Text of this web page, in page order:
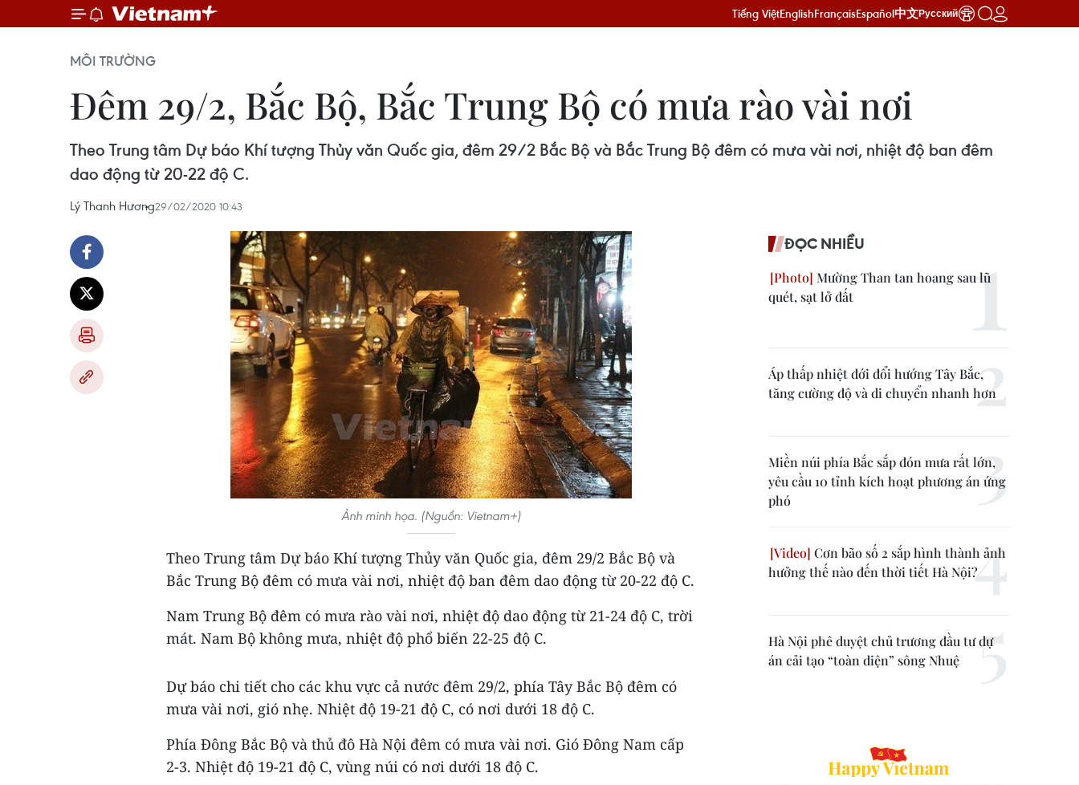
Tiếng ViệtEnglishFrançaisEspañol中文Русский
MÔI TRƯỜNG
Đêm 29/2, Bắc Bộ, Bắc Trung Bộ có mưa rào vài nơi
Theo Trung tâm Dự báo Khí tượng Thủy văn Quốc gia, đêm 29/2 Bắc Bộ và Bắc Trung Bộ đêm có mưa vài nơi, nhiệt độ ban đêm
dao động từ 20-22 độ C.
Lý Thanh Hương29/02/2020 10:43
Ảnh minh họa. (Nguồn: Vietnam+)
Theo Trung tâm Dự báo Khí tượng Thủy văn Quốc gia, đêm 29/2 Bắc Bộ và
Bắc Trung Bộ đêm có mưa vài nơi, nhiệt độ ban đêm dao động từ 20-22 độ C.
Nam Trung Bộ đêm có mưa rào vài nơi, nhiệt độ dao động từ 21-24 độ C, trời
mát. Nam Bộ không mưa, nhiệt độ phổ biến 22-25 độ C.
Dự báo chi tiết cho các khu vực cả nước đêm 29/2, phía Tây Bắc Bộ đêm có
mưa vài nơi, gió nhẹ. Nhiệt độ 19-21 độ C, có nơi dưới 18 độ C.
Phía Đông Bắc Bộ và thủ đô Hà Nội đêm có mưa vài nơi. Gió Đông Nam cấp
2-3. Nhiệt độ 19-21 độ C, vùng núi có nơi dưới 18 độ C.
ĐỌC NHIỀU
Mường Than tan hoang sau lũ
quét, sạt lở đất
Áp thấp nhiệt đới đổi hướng Tây Bắc,
tăng cường độ và di chuyển nhanh hơn
Miền núi phía Bắc sắp đón mưa rất lớn,
yêu cầu 10 tỉnh kích hoạt phương án ứng
phó
Cơn bão số 2 sắp hình thành ảnh
hưởng thế nào đến thời tiết Hà Nội?
Hà Nội phê duyệt chủ trương đầu tư dự
án cải tạo “toàn diện” sông Nhuệ